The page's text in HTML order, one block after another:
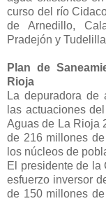
curso del río
de Arnedillo,
Pradejón y
Plan de
Rioja
La depuradora de
las actuaciones
Aguas de La Rioja
de 216 millones
los núcleos de
El presidente de la
esfuerzo inversor
de 150 millones